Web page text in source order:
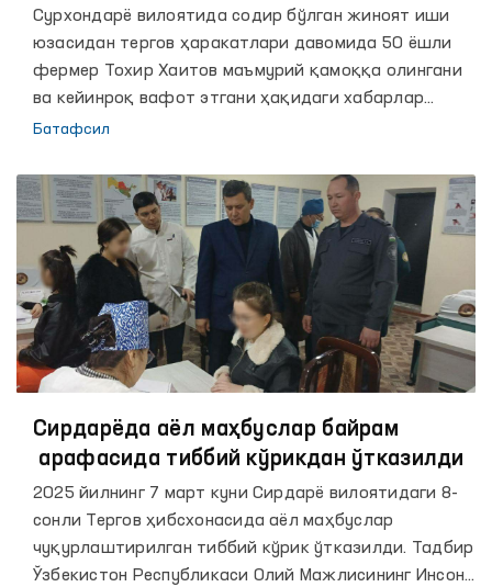
назоратига олинди
Сурхондарё вилоятида содир бўлган жиноят иши
юзасидан тергов ҳаракатлари давомида 50 ёшли
фермер Тохир Хаитов маъмурий қамоққа олингани
ва кейинроқ вафот этгани ҳақидаги хабарлар
кўплаб муҳокамаларга сабаб бўлмоқда.
Батафсил
Сирдарёда аёл маҳбуслар байрам
арафасида тиббий кўрикдан ўтказилди
2025 йилнинг 7 март куни Сирдарё вилоятидаги 8-
сонли Тергов ҳибсхонасида аёл маҳбуслар
чуқурлаштирилган тиббий кўрик ўтказилди. Тадбир
Ўзбекистон Республикаси Олий Мажлисининг Инсон